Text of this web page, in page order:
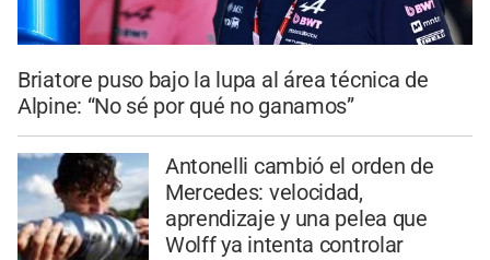
Briatore puso bajo la lupa al área técnica de
Alpine: “No sé por qué no ganamos”
Antonelli cambió el orden de
Mercedes: velocidad,
aprendizaje y una pelea que
Wolff ya intenta controlar